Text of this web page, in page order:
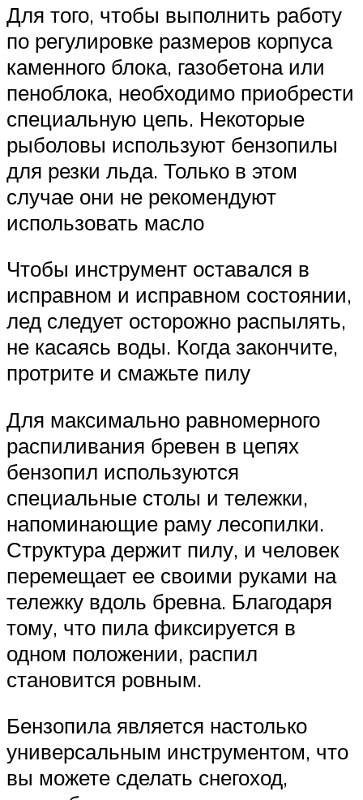
Для того, чтобы выполнить работу
по регулировке размеров корпуса
каменного блока, газобетона или
пеноблока, необходимо приобрести
специальную цепь. Некоторые
рыболовы используют бензопилы
для резки льда. Только в этом
случае они не рекомендуют
использовать масло
Чтобы инструмент оставался в
исправном и исправном состоянии,
лед следует осторожно распылять,
не касаясь воды. Когда закончите,
протрите и смажьте пилу
Для максимально равномерного
распиливания бревен в цепях
бензопил используются
специальные столы и тележки,
напоминающие раму лесопилки.
Структура держит пилу, и человек
перемещает ее своими руками на
тележку вдоль бревна. Благодаря
тому, что пила фиксируется в
одном положении, распил
становится ровным.
Бензопила является настолько
универсальным инструментом, что
вы можете сделать снегоход,